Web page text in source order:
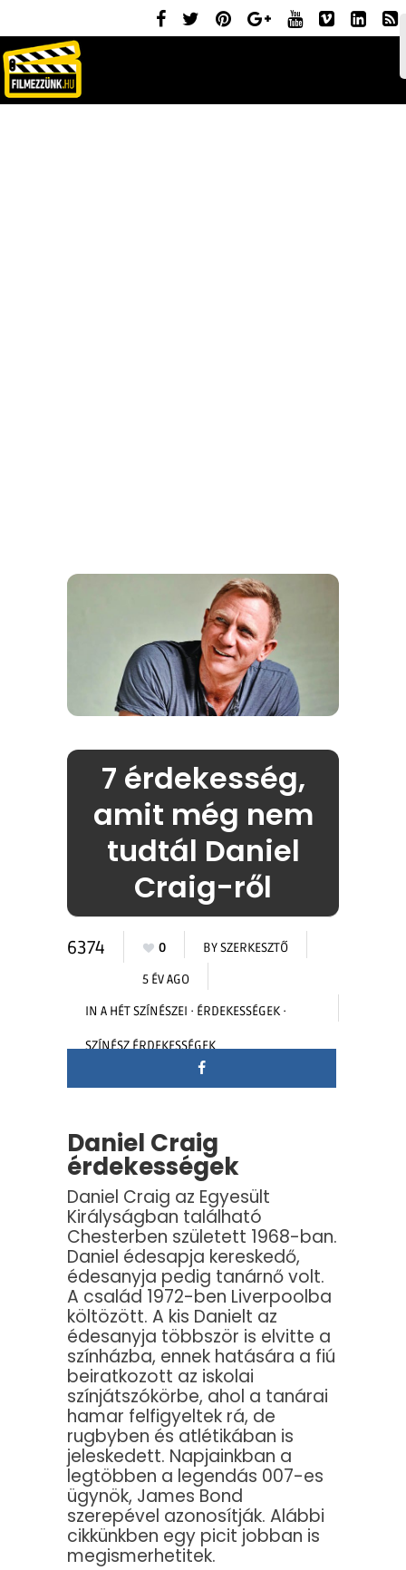
7 érdekesség,
amit még nem
tudtál Daniel
Craig-ről
6374 0 BYSZERKESZTŐ
5 ÉV AGO
IN A HÉT SZÍNÉSZEI · ÉRDEKESSÉGEK ·
SZÍNÉSZ ÉRDEKESSÉGEK
Daniel Craig
érdekességek
Daniel Craig az Egyesült
Királyságban található
Chesterben született 1968-ban.
Daniel édesapja kereskedő,
édesanyja pedig tanárnő volt.
A család 1972-ben Liverpoolba
költözött. A kis Danielt az
édesanyja többször is elvitte a
színházba, ennek hatására a fiú
beiratkozott az iskolai
színjátszókörbe, ahol a tanárai
hamar felfigyeltek rá, de
rugbyben és atlétikában is
jeleskedett. Napjainkban a
legtöbben a legendás 007-es
ügynök, James Bond
szerepével azonosítják. Alábbi
cikkünkben egy picit jobban is
megismerhetitek.